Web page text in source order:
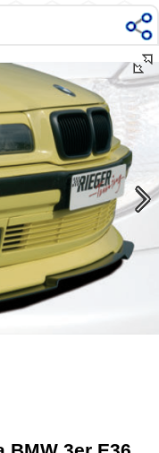
к2с5
пешком
364 2044
времени: